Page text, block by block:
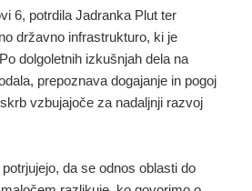
6, potrdila Jadranka Plut ter
državno infrastrukturo, ki je
dolgoletnih izkušnjah dela na
prepoznava dogajanje in pogoj
vzbujajoče za nadaljnji razvoj
da se odnos oblasti do